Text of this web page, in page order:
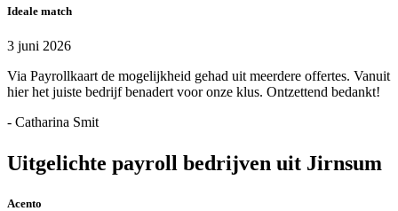
Ideale match
3 juni 2026
Via Payrollkaart de mogelijkheid gehad uit meerdere offertes. Vanuit
hier het juiste bedrijf benadert voor onze klus. Ontzettend bedankt!
- Catharina Smit
Uitgelichte payroll bedrijven uit Jirnsum
Acento